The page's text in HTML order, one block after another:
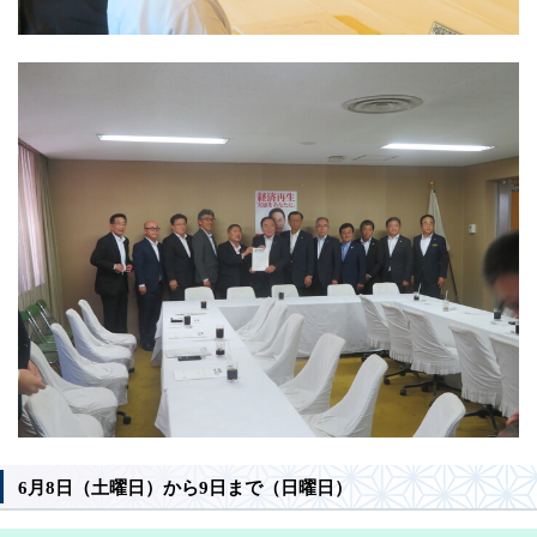
6月8日（土曜日）から9日まで（日曜日）